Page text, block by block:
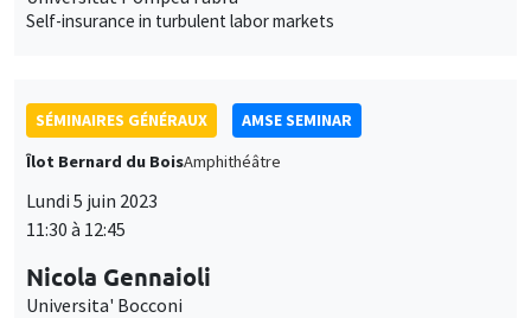
Self-insurance in turbulent labor markets
SÉMINAIRES GÉNÉRAUX
AMSE SEMINAR
Îlot Bernard du BoisAmphithéâtre
Lundi 5 juin 2023
11:30 à 12:45
Nicola Gennaioli
Universita' Bocconi